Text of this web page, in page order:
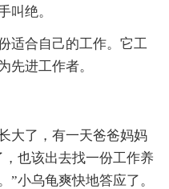
叫绝。
合自己的工作。它工
先进工作者。
了，有一天爸爸妈妈
也该出去找一份工作养
”小乌龟爽快地答应了。